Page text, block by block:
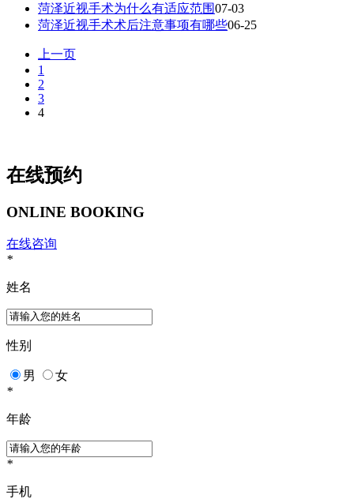
菏泽近视手术为什么有适应范围07-03
菏泽近视手术术后注意事项有哪些06-25
上一页
1
2
3
4
在线预约
ONLINE BOOKING
在线咨询
*
姓名
性别
男
女
*
年龄
*
手机